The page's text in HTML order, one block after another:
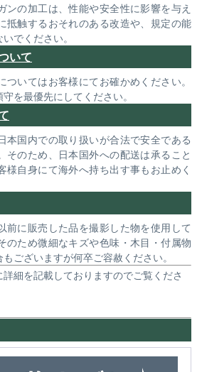
ンの加工は、性能や安全性に影響を与え
抵触するおそれのある改造や、規定の能
でください。
いて
いてはお客様にてお確かめください。
を最優先にしてください。
本国内での取り扱いが合法で安全である
そのため、日本国外への配送は承ること
様自身にて海外へ持ち出す事もお止めく
前に販売した品を撮影した物を使用して
のため微細なキズや色味・木目・付属物
ございますが何卒ご容赦ください。
細を記載しておりますのでご覧くださ